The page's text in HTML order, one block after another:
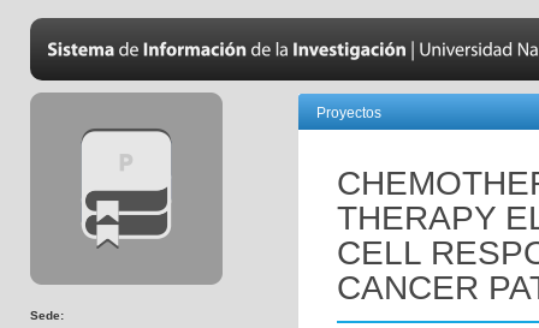
Sede:
Proyectos
THERAPY
CELL
CANCER